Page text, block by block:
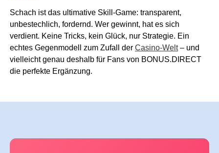
Schach ist das ultimative Skill-Game: transparent,
unbestechlich, fordernd. Wer gewinnt, hat es sich
verdient. Keine Tricks, kein Glück, nur Strategie. Ein
echtes Gegenmodell zum Zufall der Casino-Welt– und
vielleicht genau deshalb für Fans von BONUS.DIRECT
die perfekte Ergänzung.